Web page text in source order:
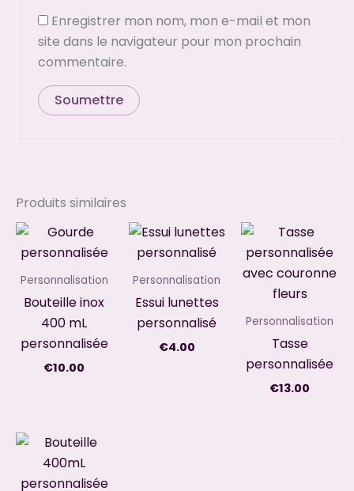
Enregistrer mon nom, mon e-mail et mon
site dans le navigateur pour mon prochain
commentaire.
Produits similaires
Personnalisation
Bouteille inox
400 mL
personnalisée
€10.00
Personnalisation
Essui lunettes
personnalisé
€4.00
Personnalisation
Tasse
personnalisée
€13.00